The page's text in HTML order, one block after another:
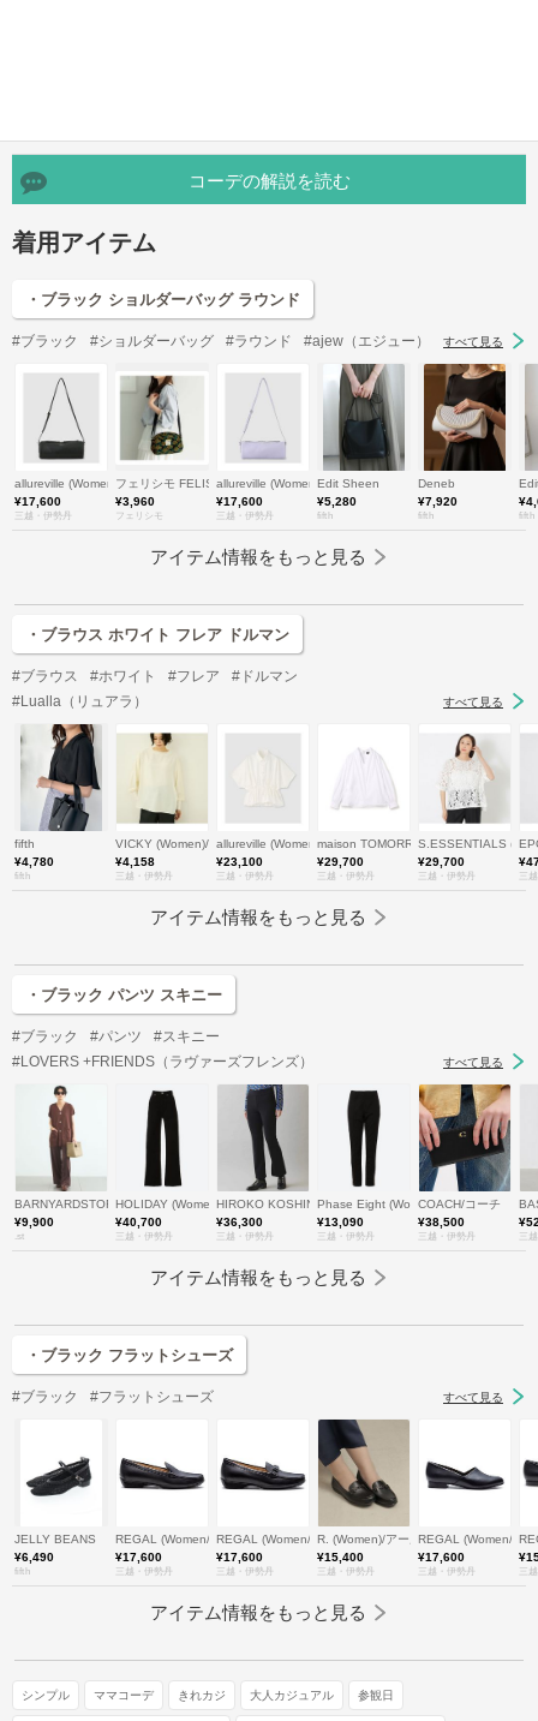
コーデの解説を読む
着用アイテム
・ブラック ショルダーバッグ ラウンド
#ブラック #ショルダーバッグ #ラウンド #ajew（エジュー） すべて見る
allureville (Women)/アルアバイル
¥17,600
三越・伊勢丹
フェリシモ FELISSIMO
¥3,960
フェリシモ
allureville (Women)/アルアバイル
¥17,600
三越・伊勢丹
Edit Sheen
¥5,280
fifth
Deneb
¥7,920
fifth fifth
アイテム情報をもっと見る
・ブラウス ホワイト フレア ドルマン
#ブラウス #ホワイト #フレア
#ドルマン
#Lualla（リュアラ）
すべて見る
fifth
¥4,780
fifth
VICKY (Women)/ビッキー
¥4,158
三越・伊勢丹
allureville (Women)/アルアバイル
¥23,100
三越・伊勢丹
maison TOMORROWLAND/メゾン トゥ
¥29,700
三越・伊勢丹
S.ESSENTIALS
¥29,700
三越・伊勢丹 三
アイテム情報をもっと見る
・ブラック パンツ スキニー
#ブラック #パンツ
#スキニー
#LOVERS +FRIENDS（ラヴァーズフレンズ）
すべて見る
BARNYARDSTORM
¥9,900
.st
HOLIDAY (Women)/ホリデイ
¥40,700
三越・伊勢丹
HIROKO KOSHINO (Women)/ヒロココシノ
¥36,300
三越・伊勢丹
Phase Eight (Women)/フェイズエイト
¥13,090
三越・伊勢丹
COACH/コーチ
¥38,500
三越・伊勢丹 三
アイテム情報をもっと見る
・ブラック フラットシューズ
#ブラック #フラットシューズ すべて見る
JELLY BEANS
¥6,490
fifth
REGAL (Women/Men)/リーガル
¥17,600
三越・伊勢丹
REGAL (Women/Men)/リーガル
¥17,600
三越・伊勢丹
R. (Women)/アールドット
¥15,400
三越・伊勢丹
REGAL (Women/
¥17,600
三越・伊勢丹 三
アイテム情報をもっと見る
シンプル ママコーデ きれカジ 大人カジュアル 参観日